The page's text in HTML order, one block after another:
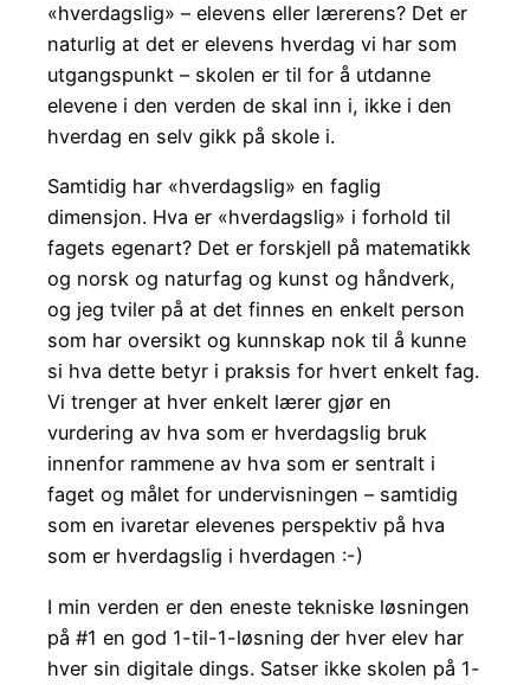
«hverdagslig» – elevens eller lærerens? Det er
naturlig at det er elevens hverdag vi har som
utgangspunkt – skolen er til for å utdanne
elevene i den verden de skal inn i, ikke i den
hverdag en selv gikk på skole i.
Samtidig har «hverdagslig» en faglig
dimensjon. Hva er «hverdagslig» i forhold til
fagets egenart? Det er forskjell på matematikk
og norsk og naturfag og kunst og håndverk,
og jeg tviler på at det finnes en enkelt person
som har oversikt og kunnskap nok til å kunne
si hva dette betyr i praksis for hvert enkelt fag.
Vi trenger at hver enkelt lærer gjør en
vurdering av hva som er hverdagslig bruk
innenfor rammene av hva som er sentralt i
faget og målet for undervisningen – samtidig
som en ivaretar elevenes perspektiv på hva
som er hverdagslig i hverdagen :-)
I min verden er den eneste tekniske løsningen
på #1 en god 1-til-1-løsning der hver elev har
hver sin digitale dings. Satser ikke skolen på 1-